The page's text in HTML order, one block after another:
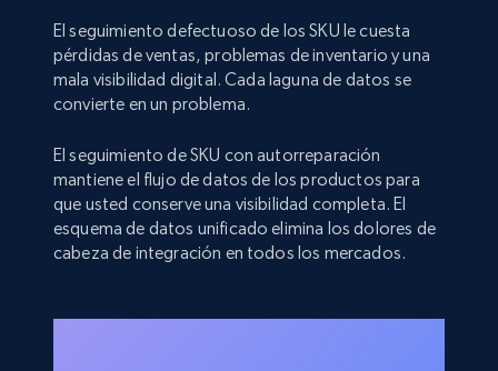
El seguimiento defectuoso de los SKU le cuesta
pérdidas de ventas, problemas de inventario y una
mala visibilidad digital. Cada laguna de datos se
convierte en un problema.
El seguimiento de SKU con autorreparación
mantiene el flujo de datos de los productos para
que usted conserve una visibilidad completa. El
esquema de datos unificado elimina los dolores de
cabeza de integración en todos los mercados.